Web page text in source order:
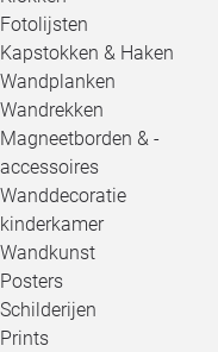
Fotolijsten
Kapstokken & Haken
Wandplanken
Wandrekken
Magneetborden & -
accessoires
Wanddecoratie
kinderkamer
Wandkunst
Posters
Schilderijen
Prints